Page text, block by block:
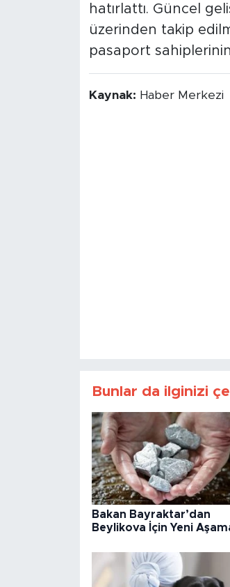
hatırlattı. Güncel
üzerinden takip
pasaport
Kaynak: Haber Merkezi
Bunlar da ilginizi
Bakan Bayraktar’dan
Beylikova İçin Yeni